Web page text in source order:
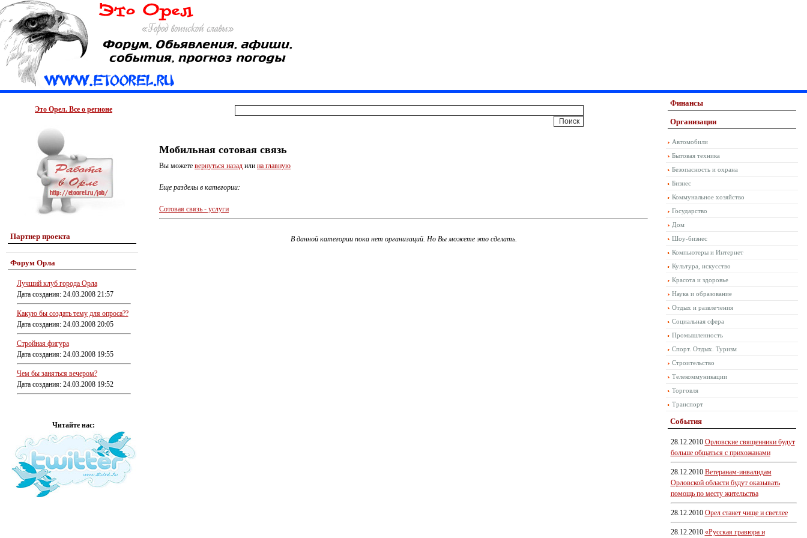
Это Орел. Все о регионе
Партнер проекта
Форум Орла
Лучший клуб города Орла
Дата создания: 24.03.2008 21:57
Какую бы создать тему для опроса??
Дата создания: 24.03.2008 20:05
Стройная фигура
Дата создания: 24.03.2008 19:55
Чем бы заняться вечером?
Дата создания: 24.03.2008 19:52
Читайте нас:
Мобильная сотовая связь
Вы можете вернуться назад или на главную
Еще разделы в категории:
Сотовая связь - услуги
В данной категории пока нет организаций. Но Вы можете это сделать.
Финансы
Организации
Автомобили
Бытовая техника
Безопасность и охрана
Бизнес
Коммунальное хозяйство
Государство
Дом
Шоу-бизнес
Компьютеры и Интернет
Культура, искусство
Красота и здоровье
Наука и образование
Отдых и развлечения
Социальная сфера
Промышленность
Спорт. Отдых. Туризм
Строительство
Телекоммуникации
Торговля
Транспорт
События
28.12.2010 Орловские священники будут
больше общаться с прихожанами
28.12.2010 Ветеранам-инвалидам
Орловской области будут оказывать
помощь по месту жительства
28.12.2010 Орел станет чище и светлее
28.12.2010 «Русская гравюра и